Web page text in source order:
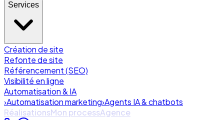
Services
Création de site
Refonte de site
Référencement (SEO)
Visibilité en ligne
Automatisation & IA
›Automatisation marketing›Agents IA & chatbots
RéalisationsMon processAgence